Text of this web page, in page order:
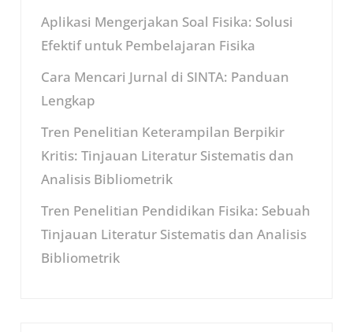
Aplikasi Mengerjakan Soal Fisika: Solusi
Efektif untuk Pembelajaran Fisika
Cara Mencari Jurnal di SINTA: Panduan
Lengkap
Tren Penelitian Keterampilan Berpikir
Kritis: Tinjauan Literatur Sistematis dan
Analisis Bibliometrik
Tren Penelitian Pendidikan Fisika: Sebuah
Tinjauan Literatur Sistematis dan Analisis
Bibliometrik